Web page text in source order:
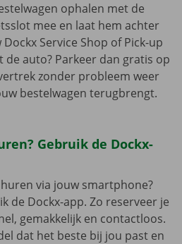
ophalen met de
mee en laat hem achter
Service Shop of Pick-up
de auto? Parkeer dan gratis op
zonder probleem weer
bestelwagen terugbrengt.
Gebruik de Dockx-
via jouw smartphone?
de Dockx-app. Zo reserveer je
gemakkelijk en contactloos.
dat het beste bij jou past en